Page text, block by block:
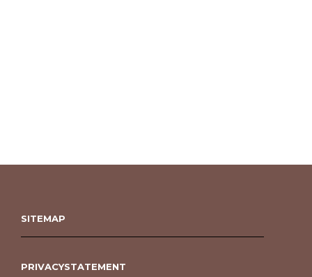
SITEMAP
PRIVACYSTATEMENT